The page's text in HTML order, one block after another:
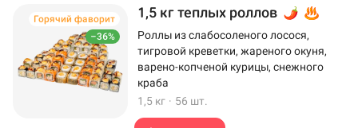
–36%
Горячий фаворит 1,5 кг теплых роллов
Роллы из слабосоленого лосося,
тигровой креветки, жареного окуня,
варено-копченой курицы, снежного
краба
1,5 кг · 56 шт.